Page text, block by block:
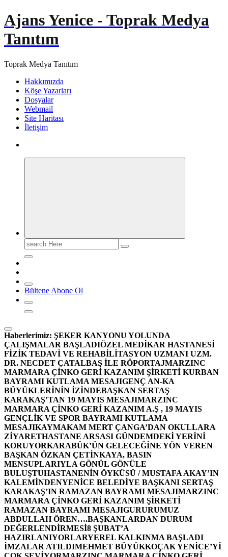
Ajans Yenice - Toprak Medya
Tanıtım
Toprak Medya Tanıtım
Hakkımızda
Köşe Yazarları
Dosyalar
Webmail
Site Haritası
İletişim
Search
for:
Bültene Abone Ol
Haberlerimiz: ŞEKER KANYONU YOLUNDA
ÇALIŞMALAR BAŞLADIÖZEL MEDİKAR HASTANESİ
FİZİK TEDAVİ VE REHABİLİTASYON UZMANI UZM.
DR. NECDET ÇATALBAŞ İLE RÖPORTAJMARZINC
MARMARA ÇİNKO GERİ KAZANIM ŞİRKETİ KURBAN
BAYRAMI KUTLAMA MESAJIGENÇ AN-KA
BÜYÜKLERİNİN İZİNDEBAŞKAN SERTAŞ
KARAKAŞ’TAN 19 MAYIS MESAJIMARZINC
MARMARA ÇİNKO GERİ KAZANIM A.Ş , 19 MAYIS
GENÇLİK VE SPOR BAYRAMI KUTLAMA
MESAJIKAYMAKAM MERT ÇANGA’DAN OKULLARA
ZİYARETHASTANE ARSASI GÜNDEMDEKİ YERİNİ
KORUYORKARABÜK’ÜN GELECEĞİNE YÖN VEREN
BAŞKAN ÖZKAN ÇETİNKAYA, BASIN
MENSUPLARIYLA GÖNÜL GÖNÜLE
BULUŞTUHASTANENİN ÖYKÜSÜ / MUSTAFA AKAY’IN
KALEMİNDENYENİCE BELEDİYE BAŞKANI SERTAŞ
KARAKAŞ’IN RAMAZAN BAYRAMI MESAJIMARZINC
MARMARA ÇİNKO GERİ KAZANIM ŞİRKETİ
RAMAZAN BAYRAMI MESAJIGURURUMUZ
ABDULLAH ÖREN….BAŞKANLARDAN DURUM
DEĞERLENDİRMESİ8 ŞUBAT’A
HAZIRLANIYORLARYEREL KALKINMA BAŞLADI
İMZALAR ATILDIMEHMET BÜYÜKKOÇAK YENİCE’Yİ